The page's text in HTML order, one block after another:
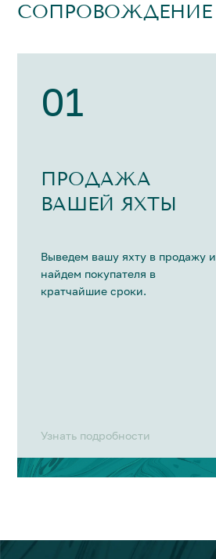
СОПРОВОЖДЕНИЕ
01
ПРОДАЖА
ВАШЕЙ ЯХТЫ
Выведем вашу яхту в продажу и
найдем покупателя в
кратчайшие сроки.
Узнать подробности